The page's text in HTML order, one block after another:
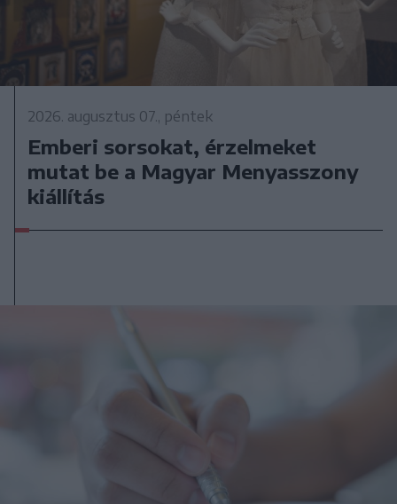
2026. augusztus 07., péntek
Emberi sorsokat, érzelmeket
mutat be a Magyar Menyasszony
kiállítás